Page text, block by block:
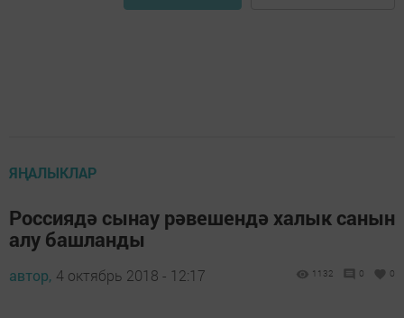
ЯҢАЛЫКЛАР
Россиядә сынау рәвешендә халык санын
алу башланды
автор, 4 октябрь 2018 - 12:17 1132 0 0